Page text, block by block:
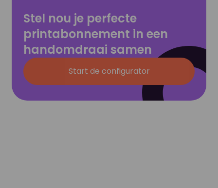
Stel nou je perfecte
printabonnement in een
handomdraai samen
Start de configurator